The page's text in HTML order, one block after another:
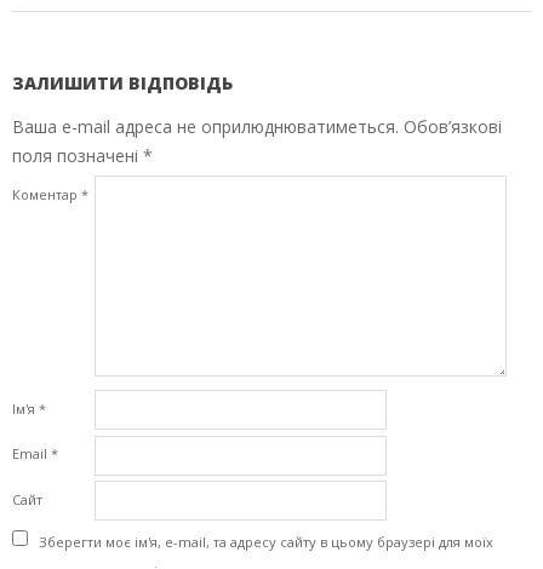
ЗАЛИШИТИ ВІДПОВІДЬ
Ваша e-mail адреса не оприлюднюватиметься. Обов’язкові
поля позначені *
Коментар *
Ім'я *
Email *
Сайт
Зберегти моє ім'я, e-mail, та адресу сайту в цьому браузері для моїх